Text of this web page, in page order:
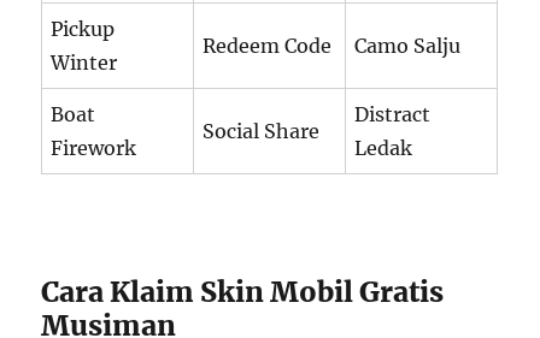
Pickup
Winter
Redeem Code Camo Salju
Boat
Firework
Social Share
Distract
Ledak
Cara Klaim Skin Mobil Gratis
Musiman